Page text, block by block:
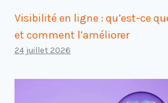
Visibilité en ligne : qu’est-ce
et comment l’améliorer
24 juillet 2026